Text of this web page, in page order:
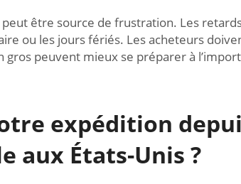
peut être source de frustration. Les
ou les jours fériés. Les acheteurs
gros peuvent mieux se préparer à
expédition
aux États-Unis ?